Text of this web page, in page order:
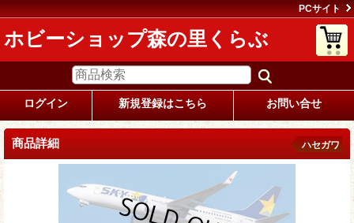
PCサイト
ホビーショップ森の里くらぶ
ログイン 新規登録はこちら お問い合せ
商品詳細 ハセガワ